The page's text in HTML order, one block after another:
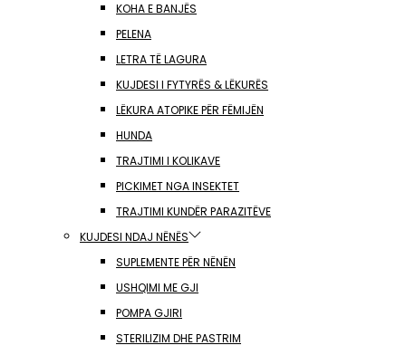
KOHA E BANJËS
PELENA
LETRA TË LAGURA
KUJDESI I FYTYRËS & LËKURËS
LËKURA ATOPIKE PËR FËMIJËN
HUNDA
TRAJTIMI I KOLIKAVE
PICKIMET NGA INSEKTET
TRAJTIMI KUNDËR PARAZITËVE
KUJDESI NDAJ NËNËS
SUPLEMENTE PËR NËNËN
USHQIMI ME GJI
POMPA GJIRI
STERILIZIM DHE PASTRIM